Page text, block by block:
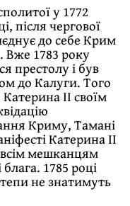
у 1772
після чергової
до себе Крим
Вже 1783 року
престолу і був
до Калуги. Того
ІІ своїм
Криму, Тамані
Катерина ІІ
мешканцям
1785 році
не знатимуть